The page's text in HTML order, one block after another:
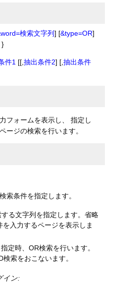
検索文字列] [&type=OR]
}
件1 [[,抽出条件2] [,抽出条件
フォームを表示し、 指定し
ージの検索を行います。
索条件を指定します。
る文字列を指定します。省略
を入力するページを表示しま
定時、OR検索を行います。
索をおこないます。
イン: